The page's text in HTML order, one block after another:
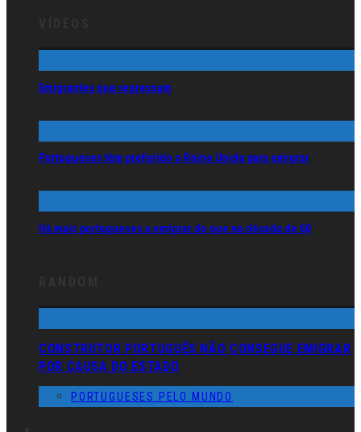
Emigrantes que regressam
Portugueses têm preferido o Reino Unido para emigrar
Há mais portugueses a emigrar do que na década de 60
CONSTRUTOR PORTUGUÊS NÃO CONSEGUE EMIGRAR
POR CAUSA DO ESTADO
PORTUGUESES PELO MUNDO